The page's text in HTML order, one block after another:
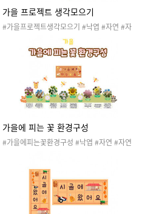
가을 프로젝트 생각모으기
#가을프로젝트생각모으기 #낙엽 #자연 #자
연물 #가을나무 #가을꽃 #가을환경 #가을활
동 #가을놀이 #가을꾸미기 #가을도안 #가을
프로젝트 #브레인스토밍 #유목화 #주제망 #
생활주제 #프로젝트주제 #놀이주제 #유아중
심교육 #흥미 #환경구성 #게시판꾸미기 #환
경판꾸미기 #가을환경구성
가을에 피는 꽃 환경구성
#가을에피는꽃환경구성 #낙엽 #자연 #자연
을꾸미기 #가을도안 #가을환경판 #가을게시
판 #가을환경구성 #교실환경구성 #가을프로
젝트 #계절